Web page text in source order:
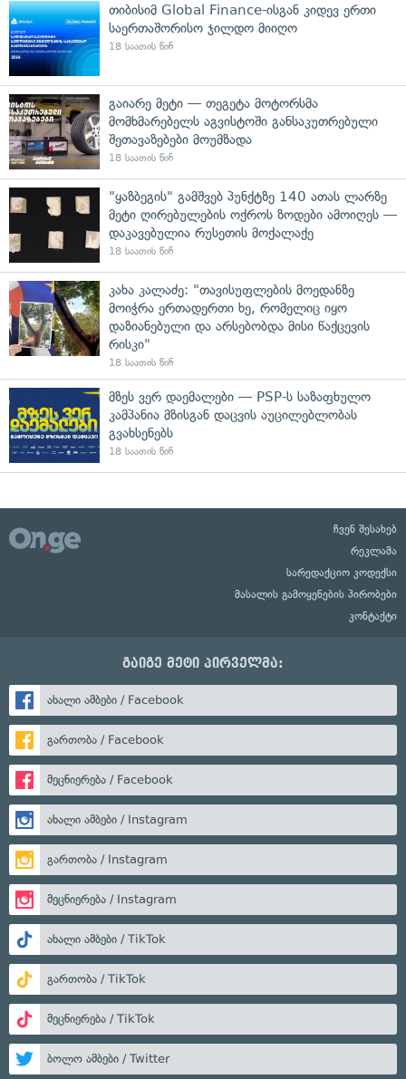
თიბისიმ Global Finance-ისგან კიდევ ერთი
საერთაშორისო ჯილდო მიიღო
18 საათის წინ
გაიარე მეტი — თეგეტა მოტორსმა
მომხმარებელს აგვისტოში განსაკუთრებული
შეთავაზებები მოუმზადა
18 საათის წინ
"ყაზბეგის" გამშვებ პუნქტზე 140 ათას ლარზე
მეტი ღირებულების ოქროს ზოდები ამოიღეს —
დაკავებულია რუსეთის მოქალაქე
18 საათის წინ
კახა კალაძე: "თავისუფლების მოედანზე
მოიჭრა ერთადერთი ხე, რომელიც იყო
დაზიანებული და არსებობდა მისი წაქცევის
რისკი"
18 საათის წინ
მზეს ვერ დაემალები — PSP-ს საზაფხულო
კამპანია მზისგან დაცვის აუცილებლობას
გვახსენებს
18 საათის წინ
ჩვენ შესახებ
რეკლამა
სარედაქციო კოდექსი
მასალის გამოყენების პირობები
კონტაქტი
გაიგე მეტი პირველმა:
ახალი ამბები / Facebook
გართობა / Facebook
მეცნიერება / Facebook
ახალი ამბები / Instagram
გართობა / Instagram
მეცნიერება / Instagram
ახალი ამბები / TikTok
გართობა / TikTok
მეცნიერება / TikTok
ბოლო ამბები / Twitter